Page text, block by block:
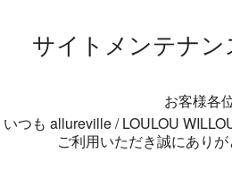
サイトメンテナ
お客様各
いつも allureville / LOULOU
ご利用いただき誠にありが